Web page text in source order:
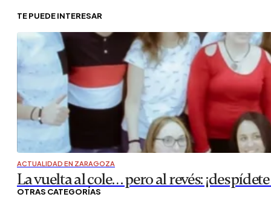
TE PUEDE INTERESAR
ACTUALIDAD EN ZARAGOZA
La vuelta al cole… pero al revés:
OTRAS CATEGORÍAS